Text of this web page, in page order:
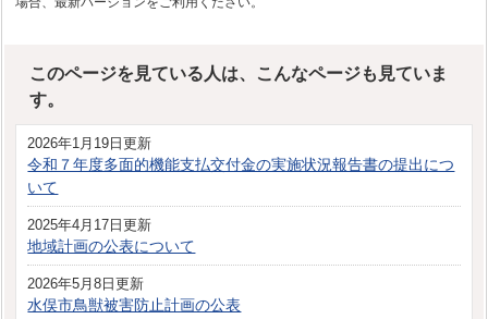
場合、最新バージョンをご利用ください。
このページを見ている人は、こんなページも見ていま
す。
2026年1月19日更新
令和７年度多面的機能支払交付金の実施状況報告書の提出につ
いて
2025年4月17日更新
地域計画の公表について
2026年5月8日更新
水俣市鳥獣被害防止計画の公表